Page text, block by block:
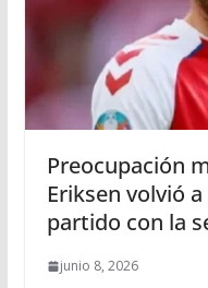
Preocupación
Eriksen volvió
partido con la
junio 8, 2026